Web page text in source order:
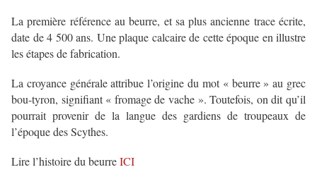
La première référence au beurre, et sa plus ancienne trace écrite,
date de 4 500 ans. Une plaque calcaire de cette époque en illustre
les étapes de fabrication.
La croyance générale attribue l’origine du mot « beurre » au grec
bou-tyron, signifiant « fromage de vache ». Toutefois, on dit qu’il
pourrait provenir de la langue des gardiens de troupeaux de
l’époque des Scythes.
Lire l’histoire du beurreICI